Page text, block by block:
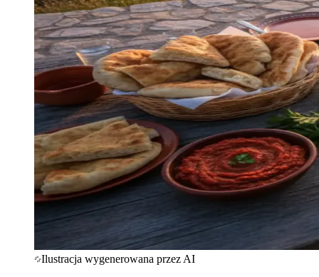
Ilustracja wygenerowana przez AI